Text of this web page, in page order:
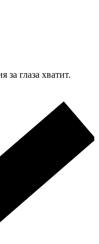
за глаза хватит.